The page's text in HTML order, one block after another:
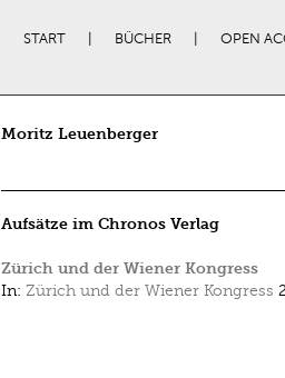
START BÜCHER OPEN
Moritz Leuenberger
Aufsätze im Chronos Verlag
Zürich und der Wiener Kongress
In: Zürich und der Wiener Kongress